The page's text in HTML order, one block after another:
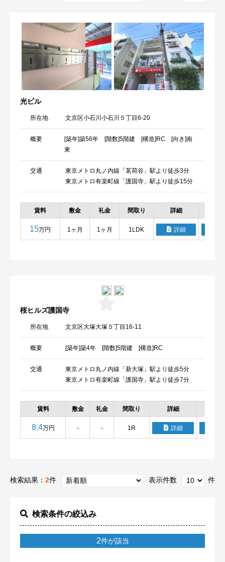
検索条件の絞込み
2件が該当
光ビル
所在地 文京区小石川小石川５丁目6-20
概要
[築年]築56年 [階数]5階建 [構造]RC [向き]南
東
交通
東京メトロ丸ノ内線「茗荷谷」駅より徒歩3分
東京メトロ有楽町線「護国寺」駅より徒歩15分
賃料 敷金 礼金 間取り 詳細
15万円 1ヶ月 1ヶ月 1LDK 詳細
桜ヒルズ護国寺
所在地 文京区大塚大塚５丁目16-11
概要 [築年]築4年 [階数]5階建 [構造]RC
交通
東京メトロ丸ノ内線「新大塚」駅より徒歩5分
東京メトロ有楽町線「護国寺」駅より徒歩7分
賃料 敷金 礼金 間取り 詳細
8.4万円 - - 1R 詳細
検索結果： 2件 表示件数 件